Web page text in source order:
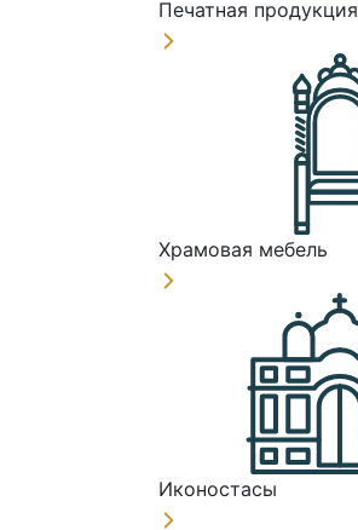
Печатная продукция
Храмовая мебель
Иконостасы